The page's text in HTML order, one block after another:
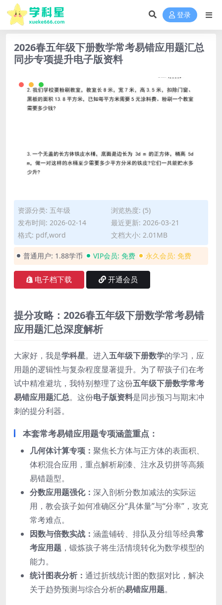
登录
2026春五年级下册数学常考易错应用题汇总
同步专项提升电子版资料
资源分类: 五年级
浏览热度: (5)
发布时间: 2026-02-14
最近更新: 2026-03-21
格式: pdf,word
文档大小: 2.01MB
普通用户: 1.88学币 VIP会员: 免费 永久会员: 免费
电子档下载 开通会员
提分攻略：2026春五年级下册数学常考易错
应用题汇总深度解析
大家好，我是学科星。进入五年级下册数学的学习，应
用题的逻辑性与复杂程度显著提升。为了帮孩子们在考
试中精准避坑，我特别整理了这份五年级下册数学常考
易错应用题汇总。这份电子版资料是同步预习与期末冲
刺的提分利器。
本套常考易错应用题专项涵盖重点：
几何体计算专项： 聚焦长方体与正方体的表面积、
体积混合应用，重点解析刷漆、注水及切拼等高频
易错题型。
分数应用题强化： 深入剖析分数加减法的实际运
用，教会孩子如何准确区分“具体量”与“分率”，攻克
常考难点。
因数与倍数实战： 涵盖铺砖、排队及分组等经典常
考应用题 ，锻炼孩子将生活情境转化为数学模型的
能力。
统计图表分析： 通过折线统计图的数据对比，解决
关于趋势预测与综合分析的易错应用题。